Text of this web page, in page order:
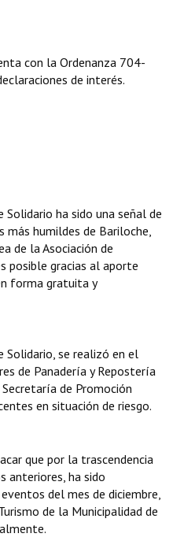
con la Ordenanza 704-
de interés.
Solidario ha sido una señal de
más humildes de Bariloche,
de la Asociación de
posible gracias al aporte
forma gratuita y
Solidario, se realizó en el
de Panadería y Repostería
de Promoción
en situación de riesgo.
que por la trascendencia
anteriores, ha sido
del mes de diciembre,
de la Municipalidad de